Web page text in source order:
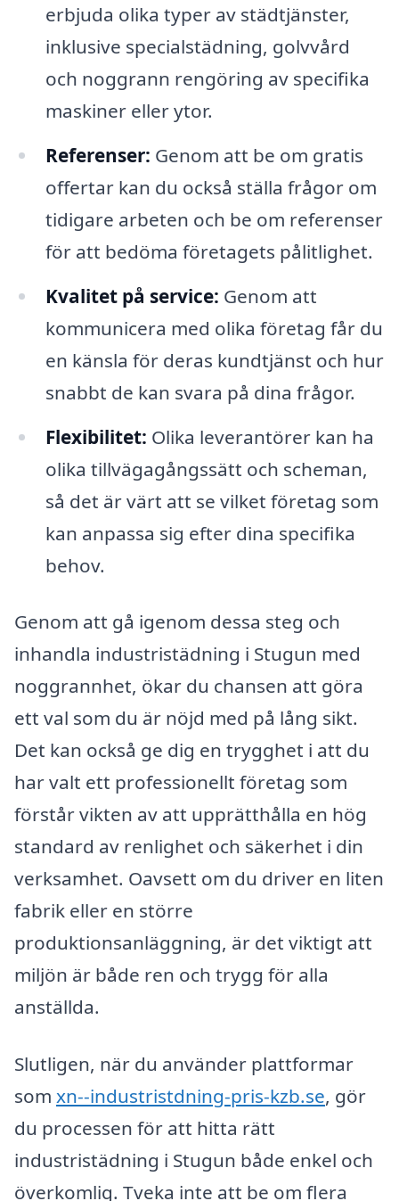
erbjuda olika typer av städtjänster,
inklusive specialstädning, golvvård
och noggrann rengöring av specifika
maskiner eller ytor.
Referenser: Genom att be om gratis
offertar kan du också ställa frågor om
tidigare arbeten och be om referenser
för att bedöma företagets pålitlighet.
Kvalitet på service: Genom att
kommunicera med olika företag får du
en känsla för deras kundtjänst och hur
snabbt de kan svara på dina frågor.
Flexibilitet: Olika leverantörer kan ha
olika tillvägagångssätt och scheman,
så det är värt att se vilket företag som
kan anpassa sig efter dina specifika
behov.
Genom att gå igenom dessa steg och
inhandla industristädning i Stugun med
noggrannhet, ökar du chansen att göra
ett val som du är nöjd med på lång sikt.
Det kan också ge dig en trygghet i att du
har valt ett professionellt företag som
förstår vikten av att upprätthålla en hög
standard av renlighet och säkerhet i din
verksamhet. Oavsett om du driver en liten
fabrik eller en större
produktionsanläggning, är det viktigt att
miljön är både ren och trygg för alla
anställda.
Slutligen, när du använder plattformar
som xn--industristdning-pris-kzb.se, gör
du processen för att hitta rätt
industristädning i Stugun både enkel och
överkomlig. Tveka inte att be om flera